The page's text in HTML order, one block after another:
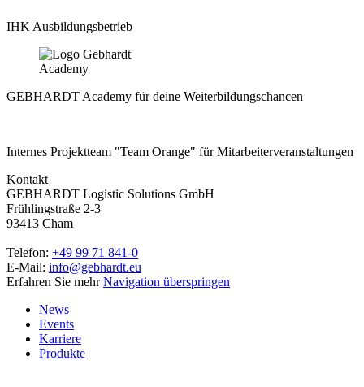
IHK Ausbildungsbetrieb
GEBHARDT Academy für deine Weiterbildungschancen
Internes Projektteam "Team Orange" für Mitarbeiterveranstaltungen
Kontakt
GEBHARDT Logistic Solutions GmbH
Frühlingstraße 2-3
93413 Cham
Telefon: +49 99 71 841-0
E-Mail: info@gebhardt.eu
Erfahren Sie mehr Navigation überspringen
News
Events
Karriere
Produkte